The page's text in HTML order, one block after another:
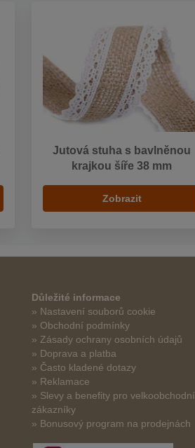
Jutová stuha s bavlněnou
krajkou šíře 38 mm
Zobrazit
Důležité informace
» Nastavení souborů cookie
» Obchodní podmínky
» Zásady ochrany osobních údajů
» Doprava a platba
» Často kladené dotazy
» Reklamace
» Slevy a benefity pro velkoobchodní
zákazníky
» Bonusový program na prodejnách